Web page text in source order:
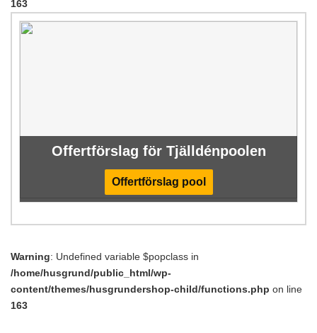
163
Offertförslag för Tjälldénpoolen
Offertförslag pool
Warning: Undefined variable $popclass in
/home/husgrund/public_html/wp-
content/themes/husgrundershop-child/functions.php on line
163